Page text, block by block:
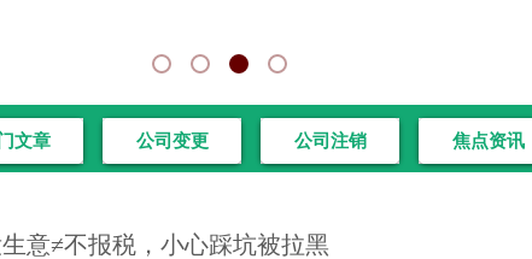
公司变更 公司注销
文章 焦点资讯
意≠不报税，小心踩坑被拉黑